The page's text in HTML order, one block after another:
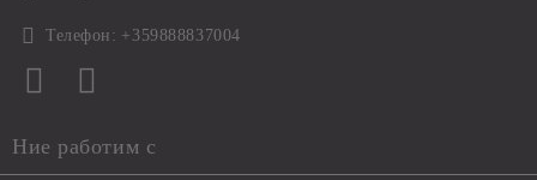
Телефон: +359888837004
Ние работим с